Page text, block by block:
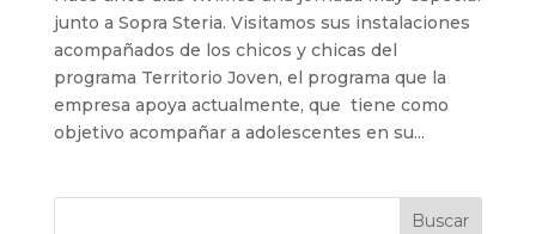
junto a Sopra Steria. Visitamos sus instalaciones
acompañados de los chicos y chicas del
programa Territorio Joven, el programa que la
empresa apoya actualmente, que tiene como
objetivo acompañar a adolescentes en su...
Buscar